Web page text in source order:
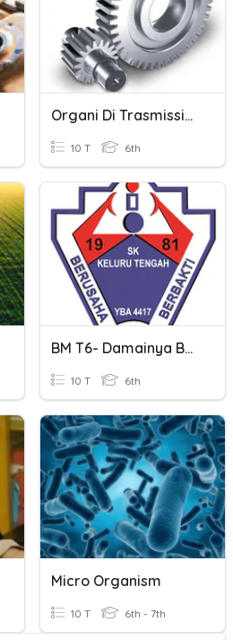
Organi Di Trasmissione
10 T 6th
BM T6- Damainya Bumiku
10 T 6th
Micro Organism
10 T 6th - 7th